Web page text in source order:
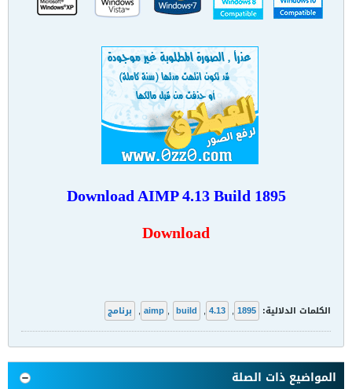
Download AIMP 4.13 Build 1895
Download
الكلمات الدلالية: 1895
,
4.13
,
aimp , build
, برنامج
المواضيع ذات الصلة